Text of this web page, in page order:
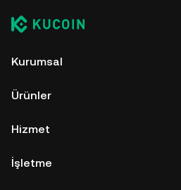
Kurumsal
Ürünler
Hizmet
İşletme